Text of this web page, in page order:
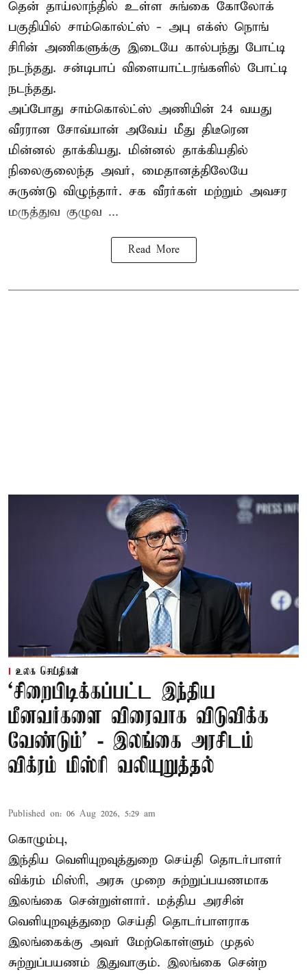
தென் தாய்லாந்தில் உள்ள சுங்கை கோலோக்
பகுதியில் சாம்கொல்ட்ஸ் - அபு எக்ஸ் நொங்
சிரின் அணிகளுக்கு இடையே கால்பந்து போட்டி
நடந்தது. சன்டிபாப் விளையாட்டரங்களில் போட்டி
நடந்தது.
அப்போது சாம்கொல்ட்ஸ் அணியின் 24 வயது
வீரரான சோவ்யான் அவேய் மீது திடீரென
மின்னல் தாக்கியது. மின்னல் தாக்கியதில்
நிலைகுலைந்த அவர், மைதானத்திலேயே
சுருண்டு விழுந்தார். சக வீரர்கள் மற்றும் அவசர
மருத்துவ குழுவ ...
Read More
உலக செய்திகள்
‘சிறைபிடிக்கப்பட்ட இந்திய
மீனவர்களை விரைவாக விடுவிக்க
வேண்டும்' - இலங்கை அரசிடம்
விக்ரம் மிஸ்ரி வலியுறுத்தல்
Published on: 06 Aug 2026, 5:29 am
கொழும்பு,
இந்திய வெளியுறவுத்துறை செய்தி தொடர்பாளர்
விக்ரம் மிஸ்ரி, அரசு முறை சுற்றுப்பயணமாக
இலங்கை சென்றுள்ளார். மத்திய அரசின்
வெளியுறவுத்துறை செய்தி தொடர்பாளராக
இலங்கைக்கு அவர் மேற்கொள்ளும் முதல்
சுற்றுப்பயணம் இதுவாகும். இலங்கை சென்ற